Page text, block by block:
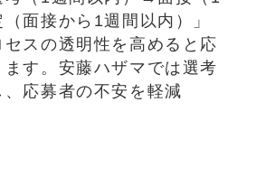
面接から1週間以内）」
スの透明性を高めると応
す。安藤ハザマでは選考
、応募者の不安を軽減